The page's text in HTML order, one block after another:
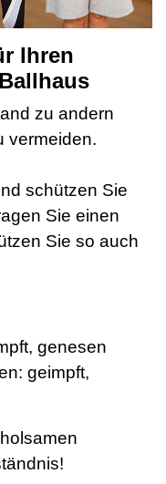
Ihren
zu andern
vermeiden.
schützen Sie
Sie einen
Sie so auch
genesen
geimpft,